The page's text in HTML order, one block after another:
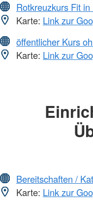
Rotkreuzkurs Fit in
Karte: Link zur
öffentlicher Kurs
Karte: Link zur
Bereitschaften /
Karte: Link zur